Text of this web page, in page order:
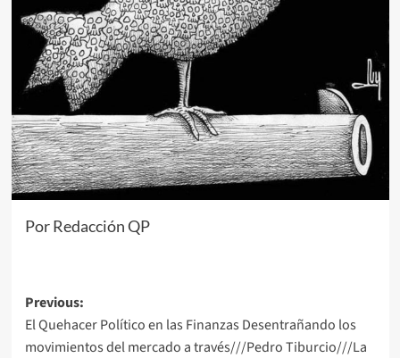
Por Redacción QP
Post
navigation
Previous:
El Quehacer Político en las Finanzas Desentrañando los
movimientos del mercado a través///Pedro Tiburcio///La